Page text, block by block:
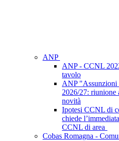
ANP
ANP - CCNL
tavolo
ANP "Assunzioni
2026/27: riunione
novità
Ipotesi CCNL di
chiede
CCNL di area
Cobas Romagna -